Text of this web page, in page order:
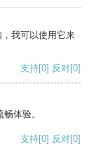
我可以使用它来
支持[0] 反对[0]
体验。
支持[0] 反对[0]